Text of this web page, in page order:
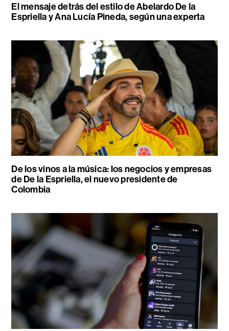
El mensaje detrás del estilo de Abelardo De la
Espriella y Ana Lucía Pineda, según una experta
De los vinos a la música: los negocios y empresas
de De la Espriella, el nuevo presidente de
Colombia